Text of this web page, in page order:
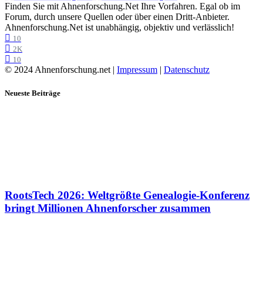
Finden Sie mit Ahnenforschung.Net Ihre Vorfahren. Egal ob im
Forum, durch unsere Quellen oder über einen Dritt-Anbieter.
Ahnenforschung.Net ist unabhängig, objektiv und verlässlich!
10
2K
10
© 2024 Ahnenforschung.net | Impressum Datenschutz
Neueste Beiträge
RootsTech 2026: Weltgrößte Genealogie-Konferenz
bringt Millionen Ahnenforscher zusammen